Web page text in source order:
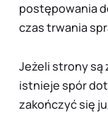
postępowania
czas trwania
Jeżeli strony są
istnieje spór
zakończyć się